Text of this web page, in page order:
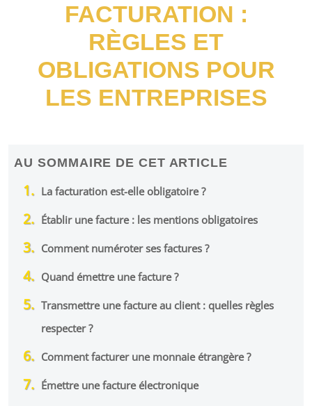
FACTURATION :
RÈGLES ET
OBLIGATIONS POUR
LES ENTREPRISES
AU SOMMAIRE DE CET ARTICLE
La facturation est-elle obligatoire ?
Établir une facture : les mentions obligatoires
Comment numéroter ses factures ?
Quand émettre une facture ?
Transmettre une facture au client : quelles règles
respecter ?
Comment facturer une monnaie étrangère ?
Émettre une facture électronique